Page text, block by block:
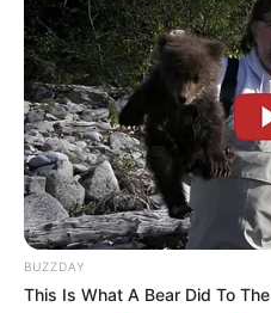
BUZZDAY
This Is What A Bear Did To